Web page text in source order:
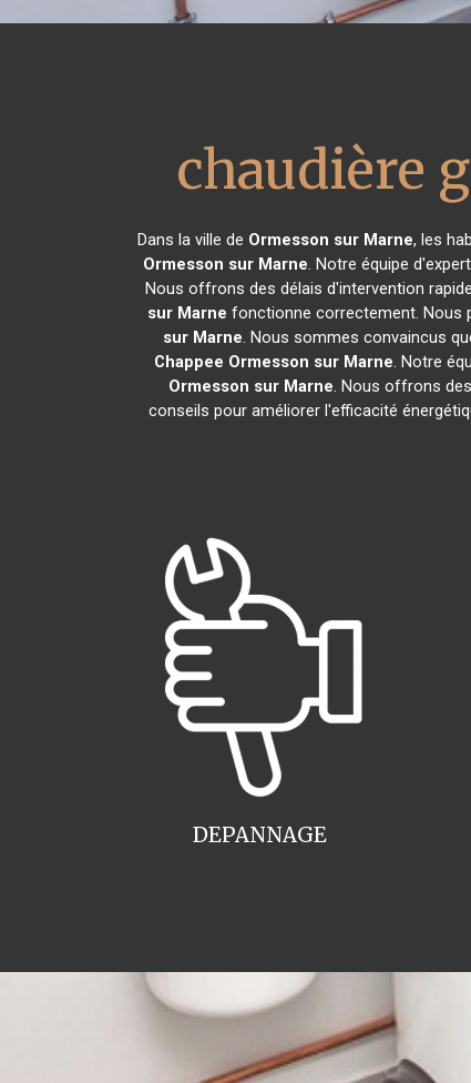
chaudière
Dans la ville de Ormesson sur Marne, les
Ormesson sur Marne. Notre équipe
Nous offrons des délais d'intervention
sur Marne fonctionne correctement. Nous
sur Marne. Nous sommes convaincus
Chappee Ormesson sur Marne. Notre
Ormesson sur Marne. Nous offrons
conseils pour améliorer l'efficacité
DEPANNAGE